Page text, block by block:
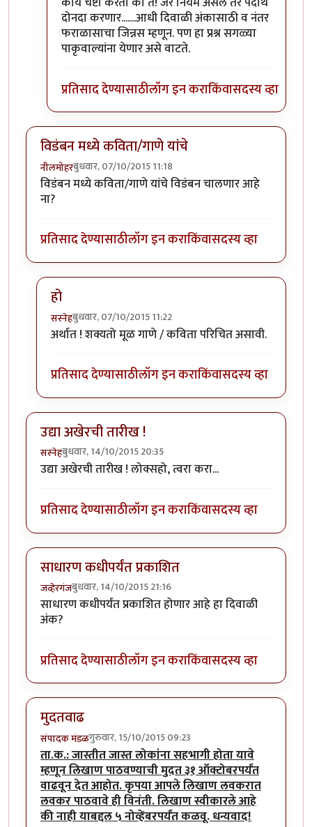
दोनदा करणार.......आधी दिवाळी अंकासाठी व नंतर
फराळासाचा जिन्नस म्हणून. पण हा प्रश्न सगळ्या
पाकृवाल्यांना येणार असे वाटते.
प्रतिसाद देण्यासाठीलॉग इन कराकिंवासदस्य व्हा
विडंबन मध्ये कविता/गाणे यांचे
नीलमोहरबुधवार, 07/10/2015 11:18
विडंबन मध्ये कविता/गाणे यांचे विडंबन चालणार आहे
ना?
प्रतिसाद देण्यासाठीलॉग इन कराकिंवासदस्य व्हा
हो
सस्नेहबुधवार, 07/10/2015 11:22
In reply toविडंबन मध्ये कविता/गाणे यांचेbyनीलमोहर
अर्थात ! शक्यतो मूळ गाणे / कविता परिचित असावी.
प्रतिसाद देण्यासाठीलॉग इन कराकिंवासदस्य व्हा
उद्या अखेरची तारीख !
सस्नेहबुधवार, 14/10/2015 20:35
उद्या अखेरची तारीख ! लोक्सहो, त्वरा करा...
प्रतिसाद देण्यासाठीलॉग इन कराकिंवासदस्य व्हा
साधारण कधीपर्यंत प्रकाशित
जव्हेरगंजबुधवार, 14/10/2015 21:16
साधारण कधीपर्यंत प्रकाशित होणार आहे हा दिवाळी
अंक?
प्रतिसाद देण्यासाठीलॉग इन कराकिंवासदस्य व्हा
मुदतवाढ
संपादक मंडळगुरुवार, 15/10/2015 09:23
ता.क.: जास्तीत जास्त लोकांना सहभागी होता यावे
म्हणून लिखाण पाठवण्याची मुदत ३१ ऑक्टोबरपर्यंत
वाढवून देत आहोत. कृपया आपले लिखाण लवकरात
लवकर पाठवावे ही विनंती. लिखाण स्वीकारले आहे
की नाही याबद्दल ५ नोव्हेंबरपर्यंत कळवू. धन्यवाद!